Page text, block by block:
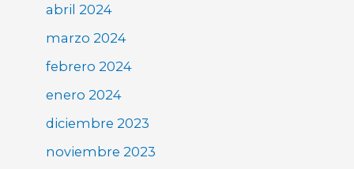
abril 2024
marzo 2024
febrero 2024
enero 2024
diciembre 2023
noviembre 2023